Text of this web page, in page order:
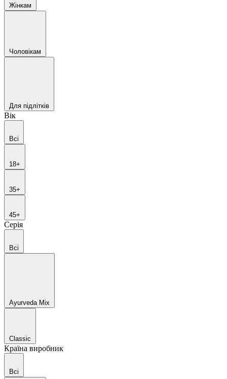
Жінкам
Чоловікам
Для підлітків
Вік
Всі
18+
35+
45+
Серія
Всі
Ayurveda Mix
Classic
Країна виробник
Всі